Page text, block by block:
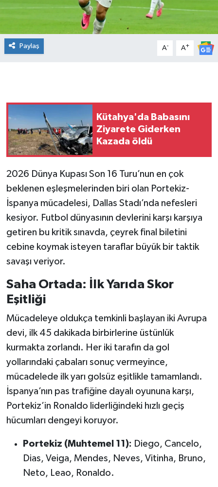
Paylaş A- A+
Kütahya'da Babasını
Ziyarete Giderken
Kazada öldü
2026 Dünya Kupası Son 16 Turu’nun en çok
beklenen eşleşmelerinden biri olan Portekiz-
İspanya mücadelesi, Dallas Stadı’nda nefesleri
kesiyor. Futbol dünyasının devlerini karşı karşıya
getiren bu kritik sınavda, çeyrek final biletini
cebine koymak isteyen taraflar büyük bir taktik
savaşı veriyor.
Saha Ortada: İlk Yarıda Skor
Eşitliği
Mücadeleye oldukça temkinli başlayan iki Avrupa
devi, ilk 45 dakikada birbirlerine üstünlük
kurmakta zorlandı. Her iki tarafın da gol
yollarındaki çabaları sonuç vermeyince,
mücadelede ilk yarı golsüz eşitlikle tamamlandı.
İspanya’nın pas trafiğine dayalı oyununa karşı,
Portekiz’in Ronaldo liderliğindeki hızlı geçiş
hücumları dengeyi koruyor.
Portekiz (Muhtemel 11): Diego, Cancelo,
Dias, Veiga, Mendes, Neves, Vitinha, Bruno,
Neto, Leao, Ronaldo.